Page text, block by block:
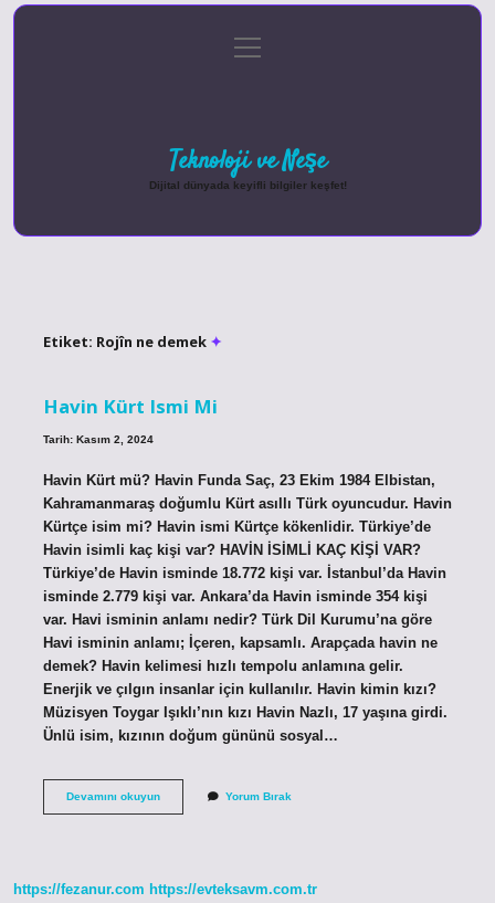
Gizlilik Politikası
menüyü
aç
Teknoloji ve Neşe
Dijital dünyada keyifli bilgiler keşfet!
Etiket: Rojîn ne demek
Havin Kürt Ismi Mi
Tarih: Kasım 2, 2024
Havin Kürt mü? Havin Funda Saç, 23 Ekim 1984 Elbistan,
Kahramanmaraş doğumlu Kürt asıllı Türk oyuncudur. Havin
Kürtçe isim mi? Havin ismi Kürtçe kökenlidir. Türkiye’de
Havin isimli kaç kişi var? HAVİN İSİMLİ KAÇ KİŞİ VAR?
Türkiye’de Havin isminde 18.772 kişi var. İstanbul’da Havin
isminde 2.779 kişi var. Ankara’da Havin isminde 354 kişi
var. Havi isminin anlamı nedir? Türk Dil Kurumu’na göre
Havi isminin anlamı; İçeren, kapsamlı. Arapçada havin ne
demek? Havin kelimesi hızlı tempolu anlamına gelir.
Enerjik ve çılgın insanlar için kullanılır. Havin kimin kızı?
Müzisyen Toygar Işıklı’nın kızı Havin Nazlı, 17 yaşına girdi.
Ünlü isim, kızının doğum gününü sosyal…
Devamını okuyunHavin
Yorum Bırak
https://fezanur.com https://evteksavm.com.tr